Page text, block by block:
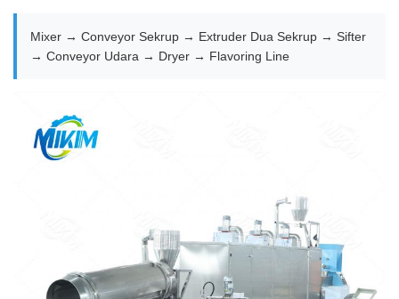
Mixer → Conveyor Sekrup → Extruder Dua Sekrup → Sifter
→ Conveyor Udara → Dryer → Flavoring Line